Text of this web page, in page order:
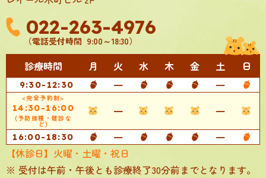
022-263-4976
（電話受付時間 9:00～18:30）
診療時間 月 火 水 木 金 土 日
9:30-12:30 ━ ━
<完全予約制>
14:30-16:00
(予防接種・健診な
ど)
━ ━
16:00-18:30 ━ ━
【休診日】火曜・土曜・祝日
受付は午前・午後とも診療終了30分前までとなります。